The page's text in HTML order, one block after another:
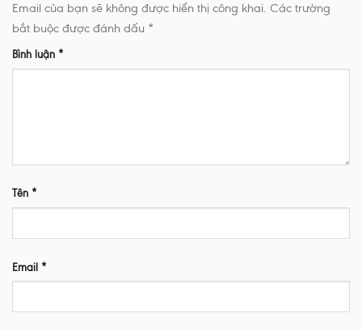
Email của bạn sẽ không được hiển thị công khai. Các trường
bắt buộc được đánh dấu *
Bình luận *
Tên *
Email *